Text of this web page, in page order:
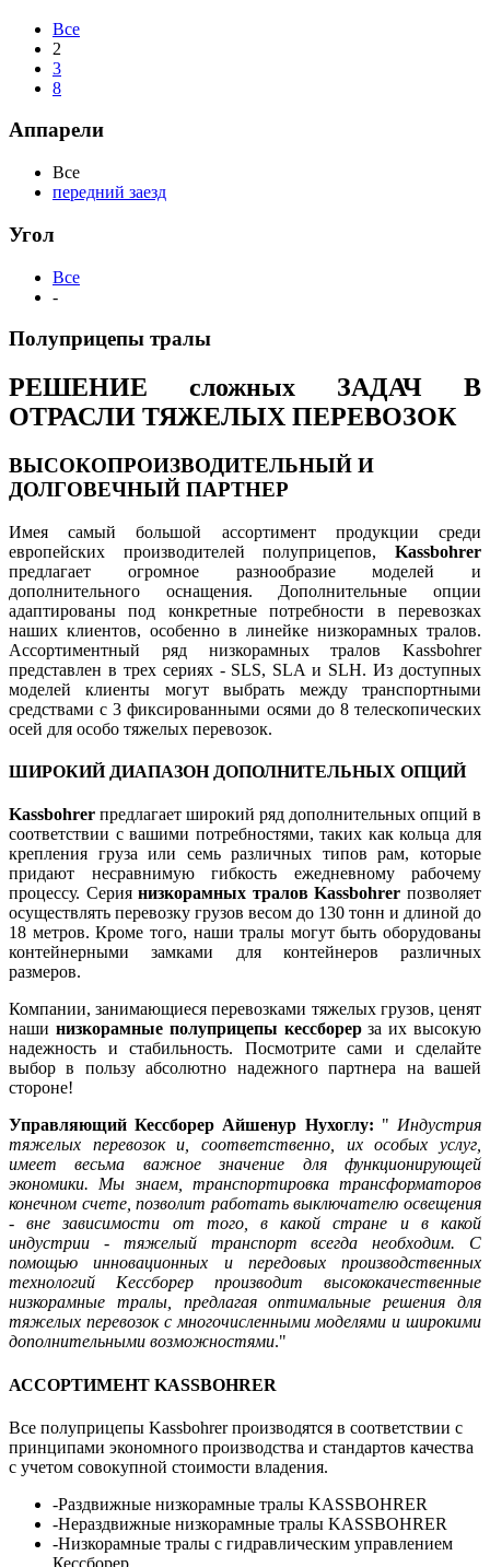
Все
2
3
8
Аппарели
Все
передний заезд
Угол
Все
-
Полуприцепы тралы
РЕШЕНИЕ сложных ЗАДАЧ В
ОТРАСЛИ ТЯЖЕЛЫХ ПЕРЕВОЗОК
ВЫСОКОПРОИЗВОДИТЕЛЬНЫЙ И
ДОЛГОВЕЧНЫЙ ПАРТНЕР
Имея самый большой ассортимент продукции среди
европейских производителей полуприцепов, Kassbohrer
предлагает огромное разнообразие моделей и
дополнительного оснащения. Дополнительные опции
адаптированы под конкретные потребности в перевозках
наших клиентов, особенно в линейке низкорамных тралов.
Ассортиментный ряд низкорамных тралов Kassbohrer
представлен в трех сериях - SLS, SLA и SLH. Из доступных
моделей клиенты могут выбрать между транспортными
средствами с 3 фиксированными осями до 8 телескопических
осей для особо тяжелых перевозок.
ШИРОКИЙ ДИАПАЗОН ДОПОЛНИТЕЛЬНЫХ ОПЦИЙ
Kassbohrer предлагает широкий ряд дополнительных опций в
соответствии с вашими потребностями, таких как кольца для
крепления груза или семь различных типов рам, которые
придают несравнимую гибкость ежедневному рабочему
процессу. Сериянизкорамных тралов Kassbohrer позволяет
осуществлять перевозку грузов весом до 130 тонн и длиной до
18 метров. Кроме того, наши тралы могут быть оборудованы
контейнерными замками для контейнеров различных
размеров.
Компании, занимающиеся перевозками тяжелых грузов, ценят
наши низкорамные полуприцепы кессборерза их высокую
надежность и стабильность. Посмотрите сами и сделайте
выбор в пользу абсолютно надежного партнера на вашей
стороне!
Управляющий Кессборер Айшенур Нухоглу: " Индустрия
тяжелых перевозок и, соответственно, их особых услуг,
имеет весьма важное значение для функционирующей
экономики. Мы знаем, транспортировка трансформаторов
конечном счете, позволит работать выключателю освещения
- вне зависимости от того, в какой стране и в какой
индустрии - тяжелый транспорт всегда необходим. С
помощью инновационных и передовых производственных
технологий Кессборер производит высококачественные
низкорамные тралы, предлагая оптимальные решения для
тяжелых перевозок с многочисленными моделями и широкими
дополнительными возможностями."
АССОРТИМЕНТ KASSBOHRER
Все полуприцепы Kassbohrer производятся в соответствии с
принципами экономного производства и стандартов качества
с учетом совокупной стоимости владения.
-Раздвижные низкорамные тралы KASSBOHRER
-Нераздвижные низкорамные тралы KASSBOHRER
-Низкорамные тралы с гидравлическим управлением
Кессборер